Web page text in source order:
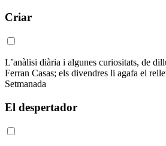
Criar
L’anàlisi diària i algunes curiositats, de
Ferran Casas; els divendres li agafa el
Setmanada
El despertador